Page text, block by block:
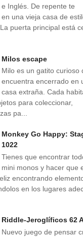
e Inglés. De repente te
una vieja casa de
puerta principal está
Milos escape
Milo es un gatito curioso
encuentra encerrado en
casa extraña. Cada
para coleccionar,
pa...
Monkey Go Happy:
1022
Tienes que encontrar
mini monos y hacer que
encontrando
en los lugares
Riddle-Jeroglíficos 62
Nuevo juego de pensar